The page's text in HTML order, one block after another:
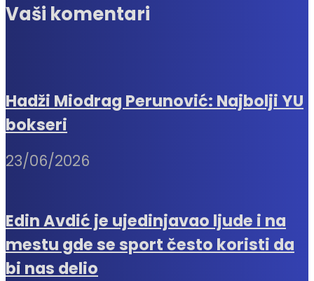
Vaši komentari
Hadži Miodrag Perunović: Najbolji YU
bokseri
23/06/2026
Edin Avdić je ujedinjavao ljude i na
mestu gde se sport često koristi da
bi nas delio